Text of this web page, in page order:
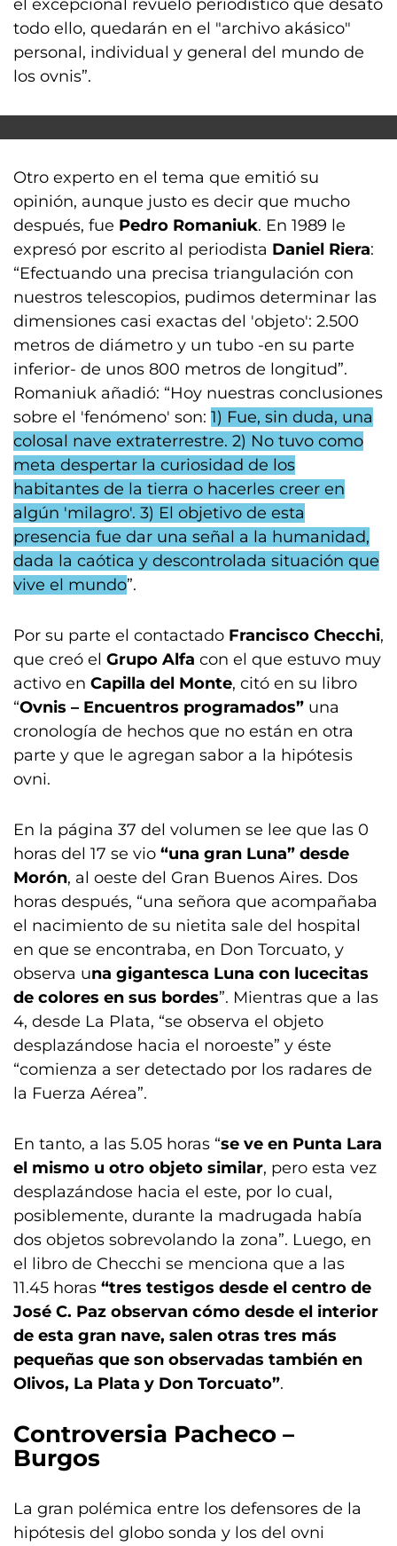
el excepcional revuelo periodístico que desató
todo ello, quedarán en el "archivo akásico"
personal, individual y general del mundo de
los ovnis”.
Otro experto en el tema que emitió su
opinión, aunque justo es decir que mucho
después, fue Pedro Romaniuk. En 1989 le
expresó por escrito al periodista Daniel Riera:
“Efectuando una precisa triangulación con
nuestros telescopios, pudimos determinar las
dimensiones casi exactas del 'objeto': 2.500
metros de diámetro y un tubo -en su parte
inferior- de unos 800 metros de longitud”.
Romaniuk añadió: “Hoy nuestras conclusiones
sobre el 'fenómeno' son: 1) Fue, sin duda, una
colosal nave extraterrestre. 2) No tuvo como
meta despertar la curiosidad de los
habitantes de la tierra o hacerles creer en
algún 'milagro'. 3) El objetivo de esta
presencia fue dar una señal a la humanidad,
dada la caótica y descontrolada situación que
vive el mundo”.
Por su parte el contactado Francisco Checchi,
que creó el Grupo Alfa con el que estuvo muy
activo en Capilla del Monte, citó en su libro
“Ovnis – Encuentros programados” una
cronología de hechos que no están en otra
parte y que le agregan sabor a la hipótesis
ovni.
En la página 37 del volumen se lee que las 0
horas del 17 se vio “una gran Luna” desde
Morón, al oeste del Gran Buenos Aires. Dos
horas después, “una señora que acompañaba
el nacimiento de su nietita sale del hospital
en que se encontraba, en Don Torcuato, y
observa una gigantesca Luna con lucecitas
de colores en sus bordes”. Mientras que a las
4, desde La Plata, “se observa el objeto
desplazándose hacia el noroeste” y éste
“comienza a ser detectado por los radares de
la Fuerza Aérea”.
En tanto, a las 5.05 horas “se ve en Punta Lara
el mismo u otro objeto similar, pero esta vez
desplazándose hacia el este, por lo cual,
posiblemente, durante la madrugada había
dos objetos sobrevolando la zona”. Luego, en
el libro de Checchi se menciona que a las
11.45 horas “tres testigos desde el centro de
José C. Paz observan cómo desde el interior
de esta gran nave, salen otras tres más
pequeñas que son observadas también en
Olivos, La Plata y Don Torcuato”.
Controversia Pacheco –
Burgos
La gran polémica entre los defensores de la
hipótesis del globo sonda y los del ovni